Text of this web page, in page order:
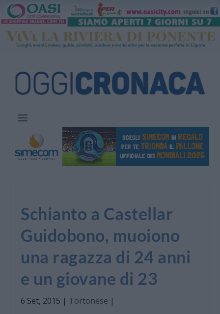
Schianto a Castellar
Guidobono, muoiono
una ragazza di 24 anni
e un giovane di 23
6 Set, 2015 | Tortonese |